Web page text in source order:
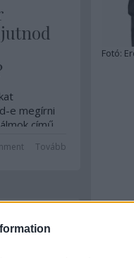
e megírni
című
gyakranTovább
Fotó: